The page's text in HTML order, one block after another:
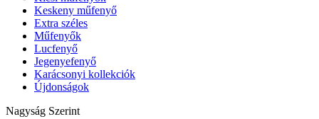
Keskeny műfenyő
Extra széles
Műfenyők
Lucfenyő
Jegenyefenyő
Karácsonyi kollekciók
Újdonságok
Nagyság Szerint